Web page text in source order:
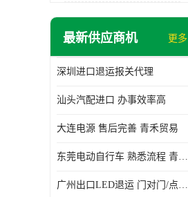
最新供应商机 更多
深圳进口退运报关代理
汕头汽配进口 办事效率高
大连电源 售后完善 青禾贸易
东莞电动自行车 熟悉流程 青禾贸易
广州出口LED退运 门对门/点对点